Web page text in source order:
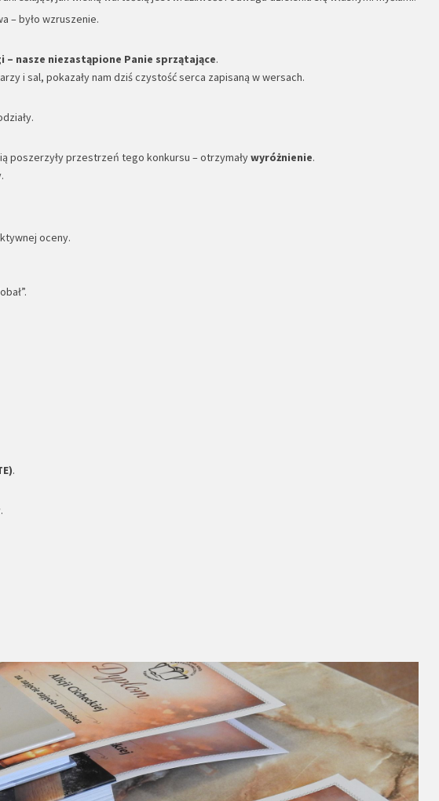
– było wzruszenie.
– nasze niezastąpione Panie sprzątające.
i sal, pokazały nam dziś czystość serca zapisaną w wersach.
poszerzyły przestrzeń tego konkursu – otrzymaływyróżnienie.
oceny.
.